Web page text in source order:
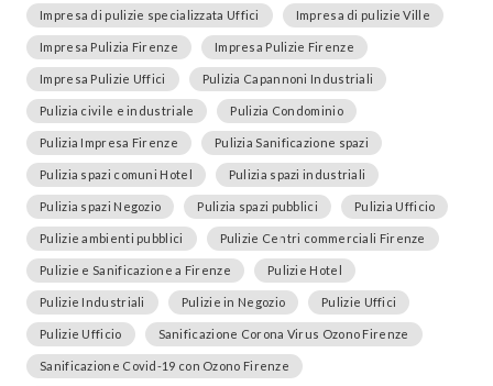
Impresa di pulizie specializzata Uffici Impresa di pulizie Ville
Impresa Pulizia Firenze Impresa Pulizie Firenze
Impresa Pulizie Uffici Pulizia Capannoni Industriali
Pulizia civile e industriale Pulizia Condominio
Pulizia Impresa Firenze Pulizia Sanificazione spazi
Pulizia spazi comuni Hotel Pulizia spazi industriali
Pulizia spazi Negozio Pulizia spazi pubblici Pulizia Ufficio
Pulizie ambienti pubblici Pulizie Centri commerciali Firenze
Pulizie e Sanificazione a Firenze Pulizie Hotel
Pulizie Industriali Pulizie in Negozio Pulizie Uffici
Pulizie Ufficio Sanificazione Corona Virus Ozono Firenze
Sanificazione Covid-19 con Ozono Firenze